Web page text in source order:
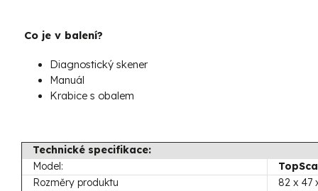
Co je v balení?
Diagnostický skener
Manuál
Krabice s obalem
Technické specifikace:
Model:
Rozměry produktu
82 x 47